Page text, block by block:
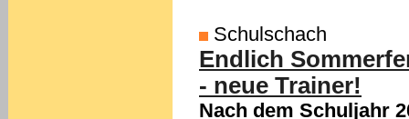
Schulschach
Endlich
- neue Trainer!
Nach dem Schuljahr